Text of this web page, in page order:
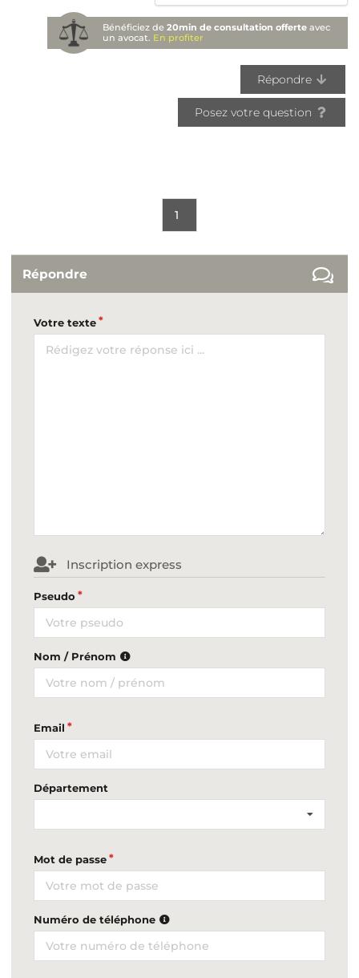
Bénéficiez de20min de consultation offerte avec
un avocat. En profiter
Répondre
Posez votre question
1
Répondre
Votre texte
Inscription express
Pseudo
Nom / Prénom
Email
Département
Mot de passe
Numéro de téléphone